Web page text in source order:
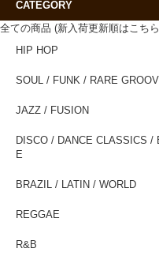
CATEGORY
全ての商品 (新入荷更新順はこち
HIP HOP
SOUL / FUNK / RARE
JAZZ / FUSION
DISCO / DANCE CLASSICS /
E
BRAZIL / LATIN / WORLD
REGGAE
R&B